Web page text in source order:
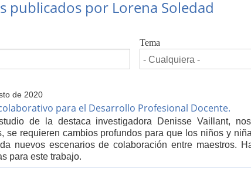
publicados por Lorena Soledad
Tema
de 2020
para el Desarrollo Profesional Docente.
de la destaca investigadora Denisse Vaillant,
se requieren cambios profundos para que los niños y
nuevos escenarios de colaboración entre maestros.
para este trabajo.